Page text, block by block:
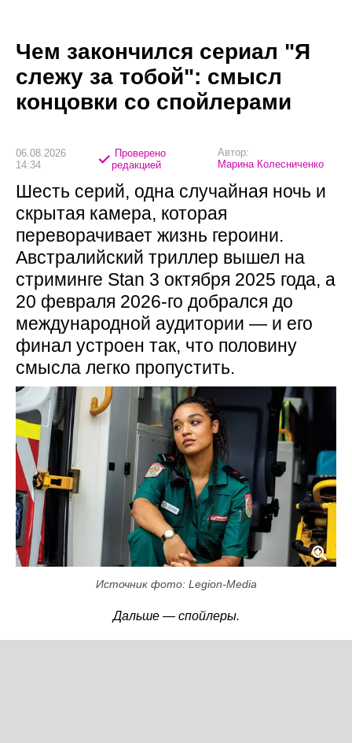
Чем закончился сериал "Я
слежу за тобой": смысл
концовки со спойлерами
06.08.2026
14:34
Проверено
редакцией
Автор:
Марина Колесниченко
Шесть серий, одна случайная ночь и
скрытая камера, которая
переворачивает жизнь героини.
Австралийский триллер вышел на
стриминге Stan 3 октября 2025 года, а
20 февраля 2026-го добрался до
международной аудитории — и его
финал устроен так, что половину
смысла легко пропустить.
Источник фото: Legion-Media
Дальше — спойлеры.